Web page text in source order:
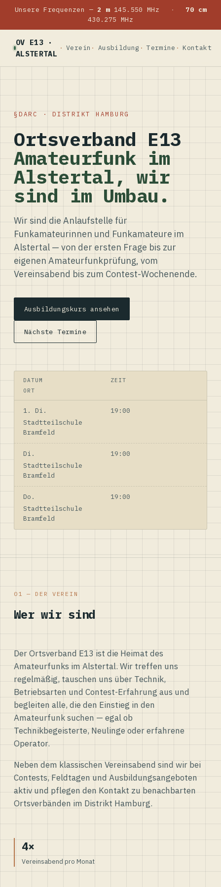
Unsere Frequenzen — 2 m145.550 MHz ·
70 cm
430.275 MHz
OV E13 ·
ALSTERTAL
Verein Ausbildung Termine Kontakt
DARC · DISTRIKT HAMBURG
Ortsverband E13
Amateurfunk im
Alstertal, wir
sind im Umbau.
Wir sind die Anlaufstelle für
Funkamateurinnen und Funkamateure im
Alstertal — von der ersten Frage bis zur
eigenen Amateurfunkprüfung, vom
Vereinsabend bis zum Contest-Wochenende.
Ausbildungskurs ansehen
Nächste Termine
DATUM
ZEIT
ORT
1. Di.
19:00
Stadtteilschule
Bramfeld
Di.
19:00
Stadtteilschule
Bramfeld
Do.
19:00
Stadtteilschule
Bramfeld
01 — DER VEREIN
Wer wir sind
Der Ortsverband E13 ist die Heimat des
Amateurfunks im Alstertal. Wir treffen uns
regelmäßig, tauschen uns über Technik,
Betriebsarten und Contest-Erfahrung aus und
begleiten alle, die den Einstieg in den
Amateurfunk suchen — egal ob
Technikbegeisterte, Neulinge oder erfahrene
Operator.
Neben dem klassischen Vereinsabend sind wir bei
Contests, Feldtagen und Ausbildungsangeboten
aktiv und pflegen den Kontakt zu benachbarten
Ortsverbänden im Distrikt Hamburg.
4×
Vereinsabend pro Monat